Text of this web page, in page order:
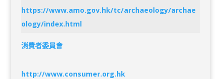
https://www.amo.gov.hk/tc/archaeology/archae
ology/index.html
消費者委員會
http://www.consumer.org.hk